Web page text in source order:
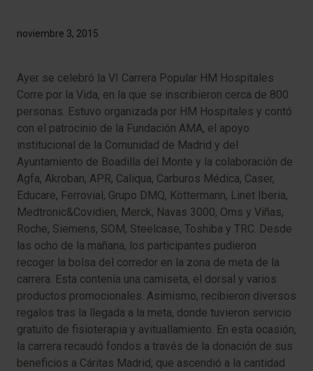
noviembre 3, 2015
Ayer se celebró la VI Carrera Popular HM Hospitales
Corre por la Vida, en la que se inscribieron cerca de 800
personas. Estuvo organizada por HM Hospitales y contó
con el patrocinio de la Fundación AMA, el apoyo
institucional de la Comunidad de Madrid y del
Ayuntamiento de Boadilla del Monte y la colaboración de
Agfa, Akroban, APR, Caliqua, Carburos Médica, Caser,
Educare, Ferrovial, Grupo DMQ, Köttermann, Linet Iberia,
Medtronic&Covidien, Merck, Navas 3000, Oms y Viñas,
Roche, Siemens, SOM, Steelcase, Toshiba y TRC. Desde
las ocho de la mañana, los participantes pudieron
recoger la bolsa del corredor en la zona de meta de la
carrera. Esta contenía una camiseta, el dorsal y varios
productos promocionales. Asimismo, recibieron diversos
regalos tras la llegada a la meta, donde tuvieron servicio
gratuito de fisioterapia y avituallamiento. En esta ocasión,
la carrera recaudó fondos a través de la donación de sus
beneficios a Cáritas Madrid, que ascendió a la cantidad